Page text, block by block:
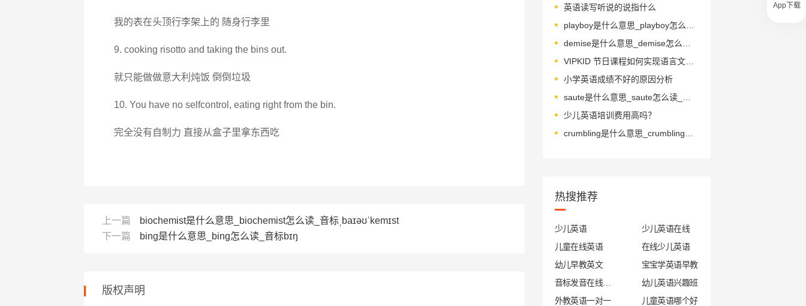
我的表在头顶行李架上的 随身行李里
9. cooking risotto and taking the bins out.
就只能做做意大利炖饭 倒倒垃圾
10. You have no selfcontrol, eating right from the bin.
完全没有自制力 直接从盒子里拿东西吃
上一篇
biochemist是什么意思_biochemist怎么读_音标ˌbaɪəʊˈkemɪst
下一篇
bing是什么意思_bing怎么读_音标bɪŋ
版权声明
英语读写听说的说指什么
VIPKID 节日课程如何实现语言文化双赢？
小学英语成绩不好的原因分析
少儿英语培训费用高吗？
热搜推荐
少儿英语
少儿英语在线
儿童在线英语
在线少儿英语
幼儿早教英文
宝宝学英语早教
幼儿英语兴趣班
外教英语一对一
儿童英语哪个好
App下载